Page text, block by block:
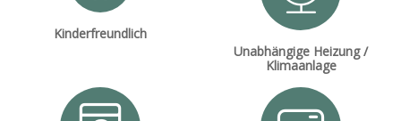
Kinderfreundlich
Unabhängige Heizung /
Klimaanlage